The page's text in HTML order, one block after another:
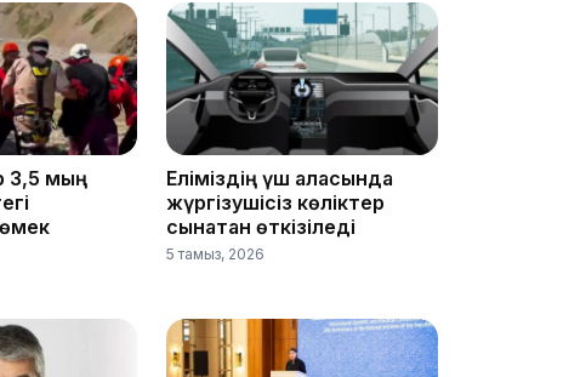
3,5 мың
Еліміздің үш қаласында
жүргізушісіз көліктер
сынақтан өткізіледі
5 тамыз, 2026